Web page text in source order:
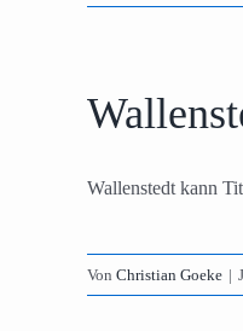
Wallenstedt kann
Von Christian Goeke |